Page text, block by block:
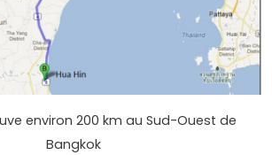
environ 200 km au Sud-Ouest de
Bangkok